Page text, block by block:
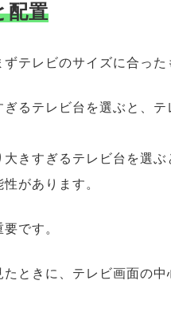
配置
テレビのサイズに合った
るテレビ台を選ぶと、
きすぎるテレビ台を選
があります。
です。
ときに、テレビ画面の